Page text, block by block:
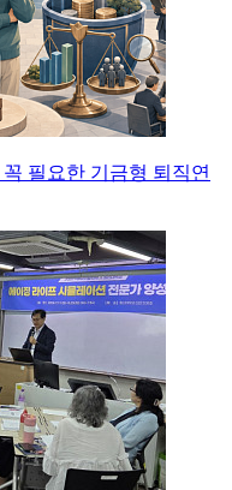
필요한 기금형 퇴직연